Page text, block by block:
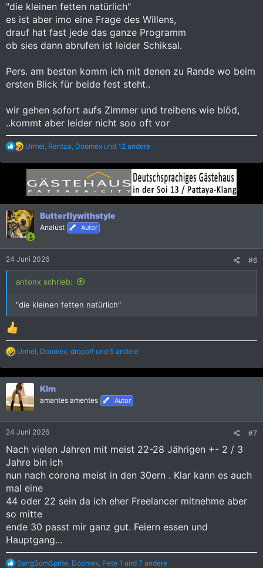
"die kleinen fetten natürlich"
es ist aber imo eine Frage des Willens,
drauf hat fast jede das ganze Programm
ob sies dann abrufen ist leider Schiksal.
Pers. am besten komm ich mit denen zu Rande wo beim
ersten Blick für beide fest steht..
wir gehen sofort aufs Zimmer und treibens wie blöd,
..kommt aber leider nicht soo oft vor
R
a
n
e
n
:
Urmel Rentzo Doomex und 12 andere
Butterflywithstyle
Analüst Autor
24 Juni 2026 #6
antonx schrieb:
"die kleinen fetten natürlich"
R
a
k
t
i
o
n
Urmel Doomex dropoff und 5 andere
KIm
amantes amentes Autor
24 Juni 2026 #7
Nach vielen Jahren mit meist 22-28 Jährigen +- 2 / 3
Jahre bin ich
nun nach corona meist in den 30ern . Klar kann es auch
mal eine
44 oder 22 sein da ich eher Freelancer mitnehme aber
so mitte
ende 30 passt mir ganz gut. Feiern essen und
Hauptgang...
R
SangSomSprite Doomex Pete 1 und 7 andere